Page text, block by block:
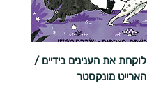
מיראבל 7 לוקחת את הענינים בידיים /
הארייט מונקסטר